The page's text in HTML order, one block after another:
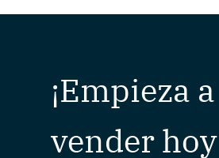
¡Empieza a
vender hoy